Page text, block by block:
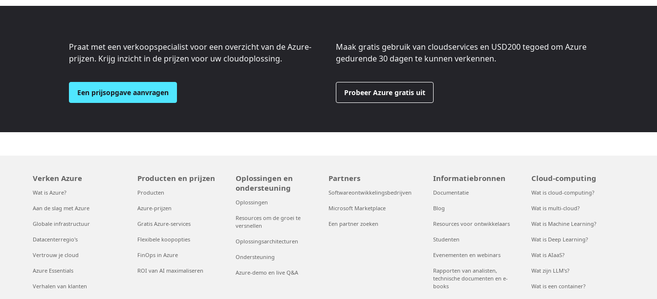
Praat met een verkoopspecialist voor een overzicht van de Azure-
prijzen. Krijg inzicht in de prijzen voor uw cloudoplossing.
Een prijsopgave aanvragen
Maak gratis gebruik van cloudservices en USD200tegoed om Azure
gedurende 30 dagen te kunnen verkennen.
Probeer Azure gratis uit
Verken Azure
Wat is Azure?
Aan de slag met Azure
Globale infrastructuur
Datacenterregio's
Vertrouw je cloud
Azure Essentials
Verhalen van klanten
Producten en prijzen
Producten
Azure-prijzen
Gratis Azure-services
Flexibele koopopties
FinOps in Azure
ROI van AI maximaliseren
Oplossingen en
ondersteuning
Oplossingen
Resources om de groei te
versnellen
Oplossingsarchitecturen
Ondersteuning
Azure-demo en live Q&A
Partners
Softwareontwikkelingsbedrijven
Microsoft Marketplace
Een partner zoeken
Informatiebronnen
Documentatie
Blog
Resources voor ontwikkelaars
Studenten
Evenementen en webinars
Rapporten van analisten,
technische documenten en e-
books
Cloud-computing
Wat is cloud-computing?
Wat is multi-cloud?
Wat is Machine Learning?
Wat is Deep Learning?
Wat is AIaaS?
Wat zijn LLM's?
Wat is een container?